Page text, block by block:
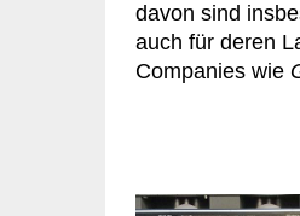
davon sind
auch für deren
Companies wie